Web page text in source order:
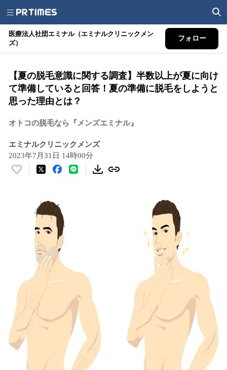
医療法人社団エミナル（エミナルクリニックメン
ズ）
フォロー
【夏の脱毛意識に関する調査】半数以上が夏に向け
て準備していると回答！夏の準備に脱毛をしようと
思った理由とは？
オトコの脱毛なら『メンズエミナル』
エミナルクリニックメンズ
2023年7月31日 14時00分
い
中
で